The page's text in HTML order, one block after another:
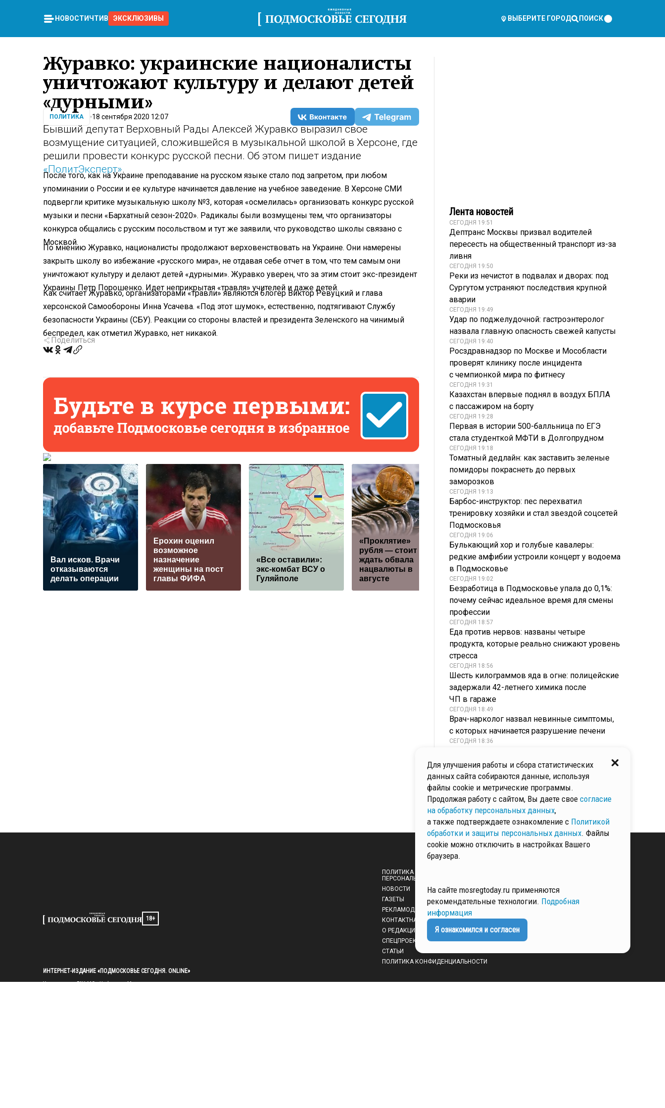
НОВОСТИ ЧТИВО ЭКСКЛЮЗИВЫ ВЫБЕРИТЕ ГОРОД ПОИСК
Журавко: украинские националисты
уничтожают культуру и делают детей
«дурными»
ПОЛИТИКА 18 сентября 2020 12:07
Бывший депутат Верховный Рады Алексей Журавко выразил свое
возмущение ситуацией, сложившейся в музыкальной школой в Херсоне, где
решили провести конкурс русской песни. Об этом пишет издание
«ПолитЭксперт».
После того, как на Украине преподавание на русском языке стало под запретом, при любом
упоминании о России и ее культуре начинается давление на учебное заведение. В Херсоне СМИ
подвергли критике музыкальную школу №3, которая «осмелилась» организовать конкурс русской
музыки и песни «Бархатный сезон-2020». Радикалы были возмущены тем, что организаторы
конкурса общались с русским посольством и тут же заявили, что руководство школы связано с
Москвой.
По мнению Журавко, националисты продолжают верховенствовать на Украине. Они намерены
закрыть школу во избежание «русского мира», не отдавая себе отчет в том, что тем самым они
уничтожают культуру и делают детей «дурными». Журавко уверен, что за этим стоит экс-президент
Украины Петр Порошенко. Идет неприкрытая «травля» учителей и даже детей.
Как считает Журавко, организаторами «травли» являются блогер Виктор Ревуцкий и глава
херсонской Самообороны Инна Усачева. «Под этот шумок», естественно, подтягивают Службу
безопасности Украины (СБУ). Реакции со стороны властей и президента Зеленского на чинимый
беспредел, как отметил Журавко, нет никакой.
Поделиться
Вал исков. Врачи
отказываются
делать операции
Ерохин оценил
возможное
назначение
женщины на пост
главы ФИФА
«Все оставили»:
экс-комбат ВСУ о
Гуляйполе
«Проклятие»
рубля — стоит ли
ждать обвала
нацвалюты в
августе
Биолог раскрыл,
почему нельзя
брать кошек в горы
Нетаньяху бросил
Лента новостей
СЕГОДНЯ 19:51
Дептранс Москвы призвал водителей
пересесть на общественный транспорт из-за
ливня
СЕГОДНЯ 19:50
Реки из нечистот в подвалах и дворах: под
Сургутом устраняют последствия крупной
аварии
СЕГОДНЯ 19:49
Удар по поджелудочной: гастроэнтеролог
назвала главную опасность свежей капусты
СЕГОДНЯ 19:40
Росздравнадзор по Москве и Мособласти
проверят клинику после инцидента
с чемпионкой мира по фитнесу
СЕГОДНЯ 19:31
Казахстан впервые поднял в воздух БПЛА
с пассажиром на борту
СЕГОДНЯ 19:28
Первая в истории 500-балльница по ЕГЭ
стала студенткой МФТИ в Долгопрудном
СЕГОДНЯ 19:18
Томатный дедлайн: как заставить зеленые
помидоры покраснеть до первых
заморозков
СЕГОДНЯ 19:13
Барбос-инструктор: пес перехватил
тренировку хозяйки и стал звездой соцсетей
Подмосковья
СЕГОДНЯ 19:06
Булькающий хор и голубые кавалеры:
редкие амфибии устроили концерт у водоема
в Подмосковье
СЕГОДНЯ 19:02
Безработица в Подмосковье упала до 0,1%:
почему сейчас идеальное время для смены
профессии
СЕГОДНЯ 18:57
Еда против нервов: названы четыре
продукта, которые реально снижают уровень
стресса
СЕГОДНЯ 18:56
Шесть килограммов яда в огне: полицейские
задержали 42-летнего химика после
ЧП в гараже
СЕГОДНЯ 18:49
Врач-нарколог назвал невинные симптомы,
с которых начинается разрушение печени
СЕГОДНЯ 18:36
испытаний военного полигона: американское
оружие заглушило навигацию
СЕГОДНЯ 18:33
Зарплата для юных атлетов: Умар Кремлев
придумал, как помочь вырастить чемпионов
18+
ИНТЕРНЕТ-ИЗДАНИЕ «ПОДМОСКОВЬЕ СЕГОДНЯ. ONLINE»
Учредители: ГАУ МО «Цифровые Медиа»
ПОЛИТИКА ОБРАБОТКИ И ЗАЩИТЫ
ПЕРСОНАЛЬНЫХ ДАННЫХ
НОВОСТИ
ГАЗЕТЫ
РЕКЛАМОДАТЕЛЯМ
КОНТАКТНАЯ ИНФОРМАЦИЯ
О РЕДАКЦИИ
СПЕЦПРОЕКТЫ
СТАТЬИ
ПОЛИТИКА КОНФИДЕНЦИАЛЬНОСТИ
Для улучшения работы и сбора статистических
данных сайта собираются данные, используя
файлы cookie и метрические программы.
Продолжая работу с сайтом, Вы даете свое согласие
на обработку персональных данных,
а также подтверждаете ознакомление с Политикой
обработки и защиты персональных данных. Файлы
cookie можно отключить в настройках Вашего
браузера.
На сайте mosregtoday.ru применяются
рекомендательные технологии. Подробная
информация
Я ознакомился и согласен